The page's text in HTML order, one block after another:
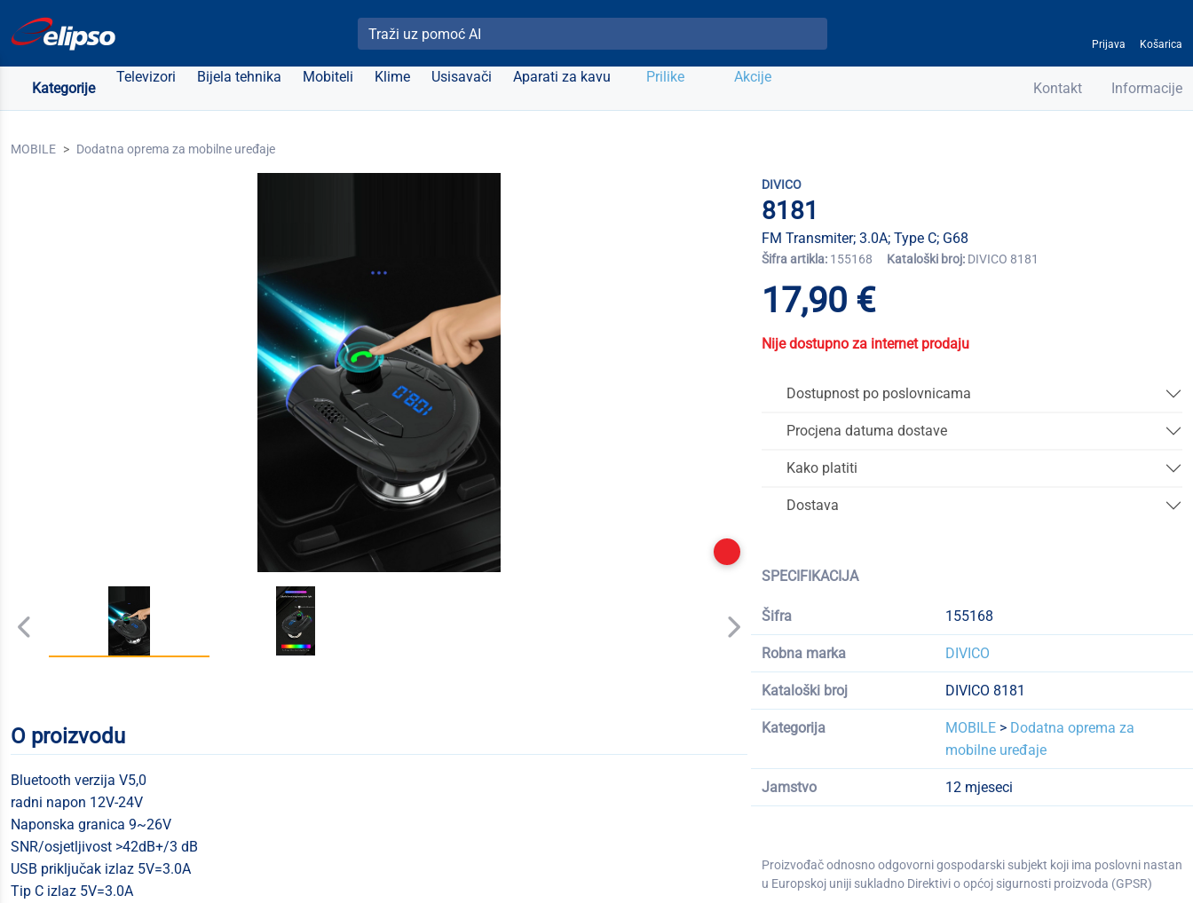
Pretraži Elipso
Prijava Košarica
Kategorije
Televizori Bijela tehnika Mobiteli Klime Usisavači Aparati za kavu Prilike Akcije
Kontakt Informacije
MOBILE Dodatna oprema za mobilne uređaje
DIVICO
8181
FM Transmiter; 3.0A; Type C; G68
Šifra artikla: 155168 Kataloški broj: DIVICO 8181
17,90 €
Nije dostupno za internet prodaju
Dostupnost po poslovnicama
Procjena datuma dostave
Kako platiti
Dostava
SPECIFIKACIJA
Šifra 155168
Robna marka DIVICO
Kataloški broj DIVICO 8181
Kategorija MOBILE > Dodatna oprema za
mobilne uređaje
Jamstvo 12 mjeseci
Proizvođač odnosno odgovorni gospodarski subjekt koji ima poslovni nastan
u Europskoj uniji sukladno Direktivi o općoj sigurnosti proizvoda (GPSR)
O proizvodu
Bluetooth verzija V5,0
radni napon 12V-24V
Naponska granica 9~26V
SNR/osjetljivost >42dB+/3 dB
USB priključak izlaz 5V=3.0A
Tip C izlaz 5V=3.0A